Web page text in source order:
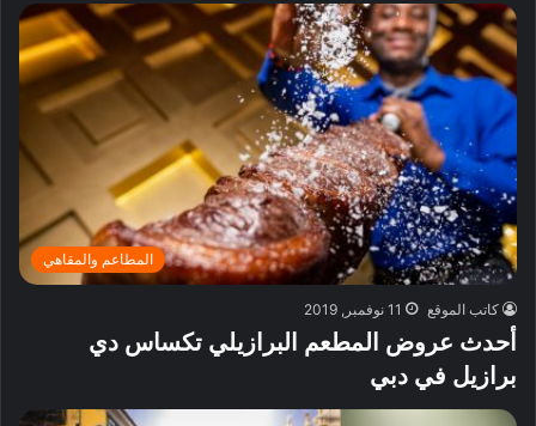
المطاعم والمقاهي
كاتب الموقع 11 نوفمبر, 2019
أحدث عروض المطعم البرازيلي تكساس دي
برازيل في دبي